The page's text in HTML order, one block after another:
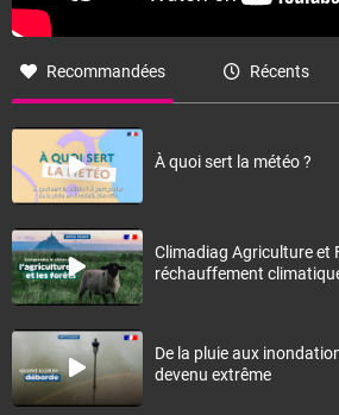
Recommandées Récents
À quoi sert la météo ?
Climadiag Agriculture et
réchauffement
De la pluie aux
devenu extrême